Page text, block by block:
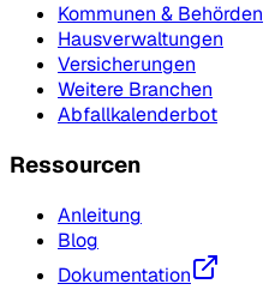
Kommunen & Behörden
Hausverwaltungen
Versicherungen
Weitere Branchen
Abfallkalenderbot
Ressourcen
Anleitung
Blog
Dokumentation